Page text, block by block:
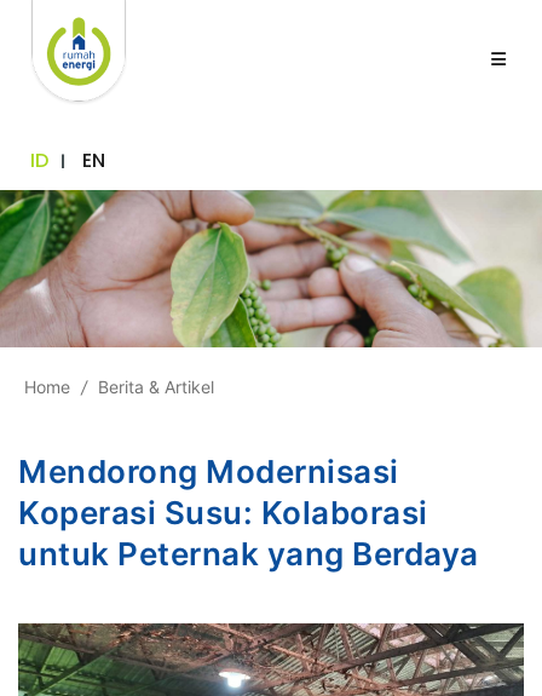
ID EN
Home / Berita & Artikel
Mendorong Modernisasi
Koperasi Susu: Kolaborasi
untuk Peternak yang Berdaya